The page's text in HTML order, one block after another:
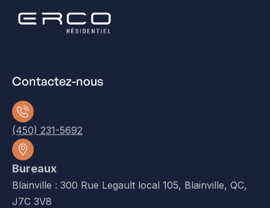
Contactez-nous
(450) 231-5692
Bureaux
Blainville : 300 Rue Legault local 105, Blainville, QC,
J7C 3V8